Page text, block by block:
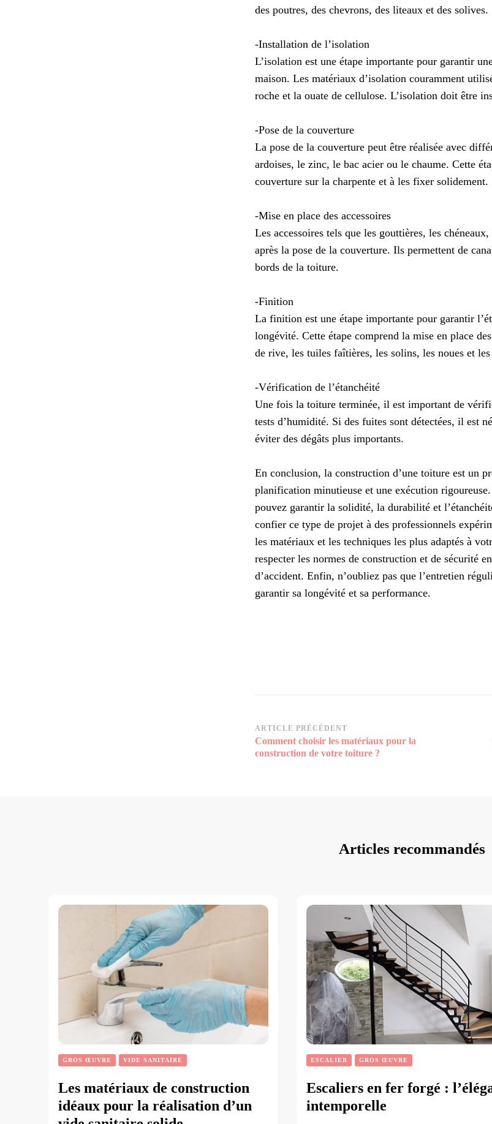
des poutres, des chevrons, des liteaux et des solives.
-Installation de l’isolation
L’isolation est une étape importante pour garantir
maison. Les matériaux d’isolation couramment
roche et la ouate de cellulose. L’isolation doit être
-Pose de la couverture
La pose de la couverture peut être réalisée avec
ardoises, le zinc, le bac acier ou le chaume. Cette
couverture sur la charpente et à les fixer solidement.
-Mise en place des accessoires
Les accessoires tels que les gouttières, les
après la pose de la couverture. Ils permettent de
bords de la toiture.
-Finition
La finition est une étape importante pour garantir
longévité. Cette étape comprend la mise en place
de rive, les tuiles faîtières, les solins, les noues et les
-Vérification de l’étanchéité
Une fois la toiture terminée, il est important de
tests d’humidité. Si des fuites sont détectées, il est
éviter des dégâts plus importants.
En conclusion, la construction d’une toiture est un
planification minutieuse et une exécution
pouvez garantir la solidité, la durabilité et
confier ce type de projet à des professionnels
les matériaux et les techniques les plus adaptés à
respecter les normes de construction et de sécurité
d’accident. Enfin, n’oubliez pas que l’entretien
garantir sa longévité et sa performance.
Navigation
d’article
ARTICLE PRÉCÉDENT
Comment choisir les matériaux pour la
construction de votre toiture ?
Articles recommandés
GROS ŒUVRE VIDE SANITAIRE
Les matériaux de construction
idéaux pour la réalisation d’un
ESCALIER GROS ŒUVRE
Escaliers en fer forgé :
intemporelle